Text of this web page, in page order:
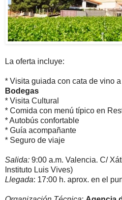
La oferta incluye:
* Visita guiada con cata de vino a
Bodegas
* Visita Cultural
* Comida con menú típico en
* Autobús confortable
* Guía acompañante
* Seguro de viaje
Salida: 9:00 a.m. Valencia. C/
Instituto Luis Vives)
Llegada: 17:00 h. aprox. en el